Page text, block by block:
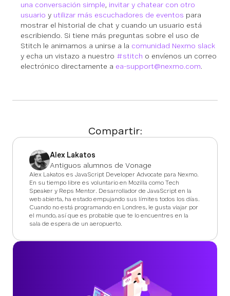
una conversación simple, invitar y chatear con otro
usuario y utilizar más escuchadores de eventos para
mostrar el historial de chat y cuando un usuario está
escribiendo. Si tiene más preguntas sobre el uso de
Stitch le animamos a unirse a la comunidad Nexmo slack
y echa un vistazo a nuestro #stitch o envíenos un correo
electrónico directamente a ea-support@nexmo.com.
Compartir:
Alex Lakatos
Antiguos alumnos de Vonage
Alex Lakatos es JavaScript Developer Advocate para Nexmo.
En su tiempo libre es voluntario en Mozilla como Tech
Speaker y Reps Mentor. Desarrollador de JavaScript en la
web abierta, ha estado empujando sus límites todos los días.
Cuando no está programando en Londres, le gusta viajar por
el mundo, así que es probable que te lo encuentres en la
sala de espera de un aeropuerto.